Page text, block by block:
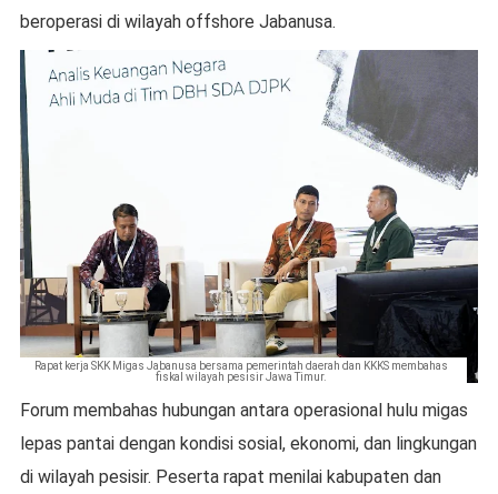
beroperasi di wilayah offshore Jabanusa.
Rapat kerja SKK Migas Jabanusa bersama pemerintah daerah dan KKKS membahas
fiskal wilayah pesisir Jawa Timur.
Forum membahas hubungan antara operasional hulu migas
lepas pantai dengan kondisi sosial, ekonomi, dan lingkungan
di wilayah pesisir. Peserta rapat menilai kabupaten dan